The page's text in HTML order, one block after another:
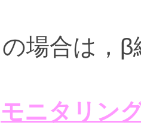
場合は，
モニタリン